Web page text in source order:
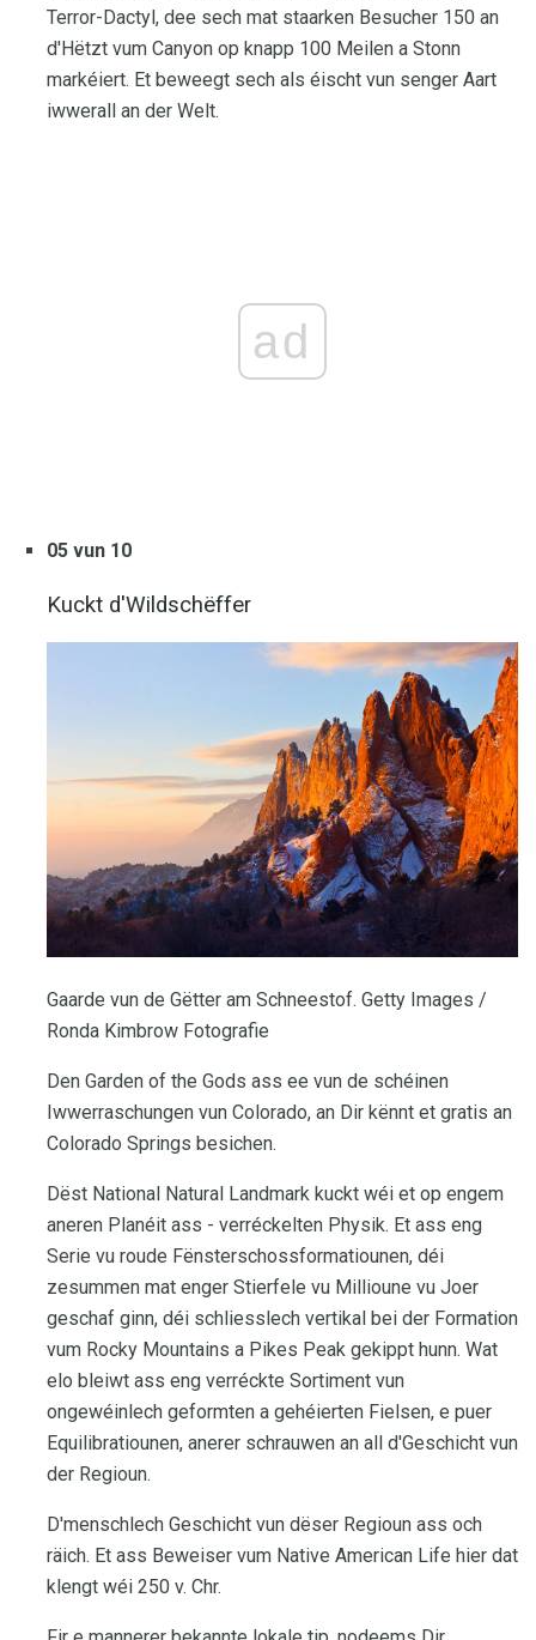
Terror-Dactyl, dee sech mat staarken Besucher 150 an
d'Hëtzt vum Canyon op knapp 100 Meilen a Stonn
markéiert. Et beweegt sech als éischt vun senger Aart
iwwerall an der Welt.
ad
05 vun 10
Kuckt d'Wildschëffer
Gaarde vun de Gëtter am Schneestof. Getty Images /
Ronda Kimbrow Fotografie
Den Garden of the Gods ass ee vun de schéinen
Iwwerraschungen vun Colorado, an Dir kënnt et gratis an
Colorado Springs besichen.
Dëst National Natural Landmark kuckt wéi et op engem
aneren Planéit ass - verréckelten Physik. Et ass eng
Serie vu roude Fënsterschossformatiounen, déi
zesummen mat enger Stierfele vu Millioune vu Joer
geschaf ginn, déi schliesslech vertikal bei der Formation
vum Rocky Mountains a Pikes Peak gekippt hunn. Wat
elo bleiwt ass eng verréckte Sortiment vun
ongewéinlech geformten a gehéierten Fielsen, e puer
Equilibratiounen, anerer schrauwen an all d'Geschicht vun
der Regioun.
D'menschlech Geschicht vun dëser Regioun ass och
räich. Et ass Beweiser vum Native American Life hier dat
klengt wéi 250 v. Chr.